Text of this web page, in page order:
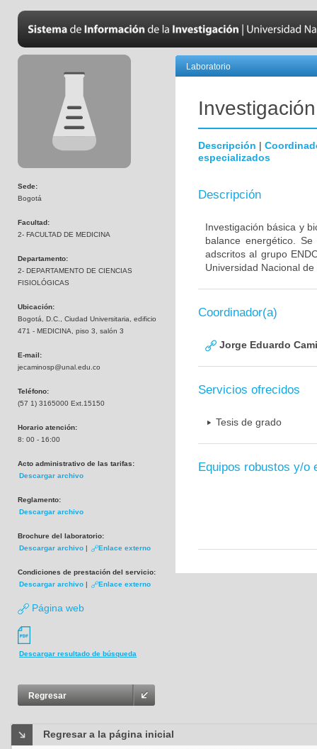
Sede:
Bogotá
Facultad:
2- FACULTAD DE MEDICINA
Departamento:
2- DEPARTAMENTO DE CIENCIAS
FISIOLÓGICAS
Ubicación:
Bogotá, D.C., Ciudad Universitaria, edificio
471 - MEDICINA, piso 3, salón 3
E-mail:
jecaminosp@unal.edu.co
Teléfono:
(57 1) 3165000 Ext.15150
Horario atención:
8: 00 - 16:00
Acto administrativo de las tarifas:
Descargar archivo
Reglamento:
Descargar archivo
Brochure del laboratorio:
Descargar archivo | Enlace externo
Condiciones de prestación del servicio:
Descargar archivo | Enlace externo
Página web
Descargar resultado de búsqueda
Regresar
Laboratorio
Descripción |
especializados
Descripción
Investigación básica y
balance energético.
adscritos al grupo
Universidad Nacional
Coordinador(a)
Jorge Eduardo
Servicios ofrecidos
Tesis de grado
Equipos robustos y/o
Regresar a la página inicial